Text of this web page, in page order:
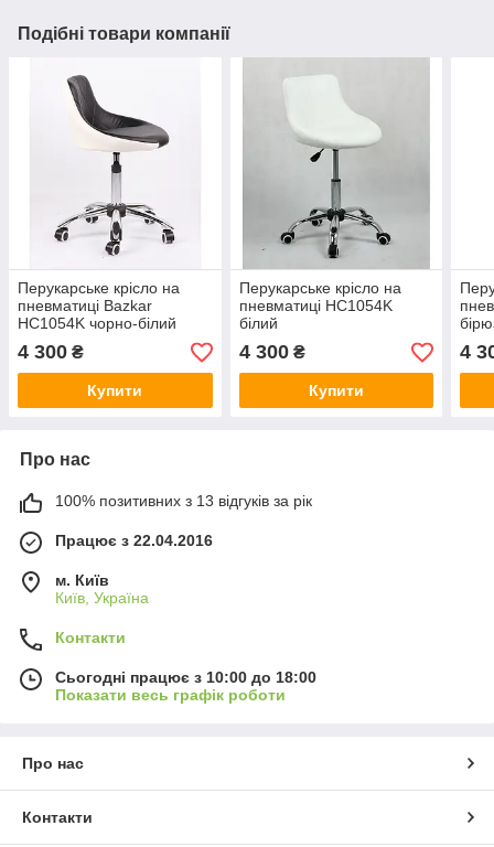
Подібні товари компанії
Перукарське крісло на
пневматиці Bazkar
HC1054K чорно-білий
4 300 ₴
Купити
Перукарське крісло на
пневматиці HC1054K
білий
4 300₴
Купити
4
Про нас
100% позитивних з 13 відгуків за рік
Працює з 22.04.2016
м. Київ
Київ, Україна
Контакти
Сьогодні працює з 10:00 до 18:00
Показати весь графік роботи
Про нас
Контакти